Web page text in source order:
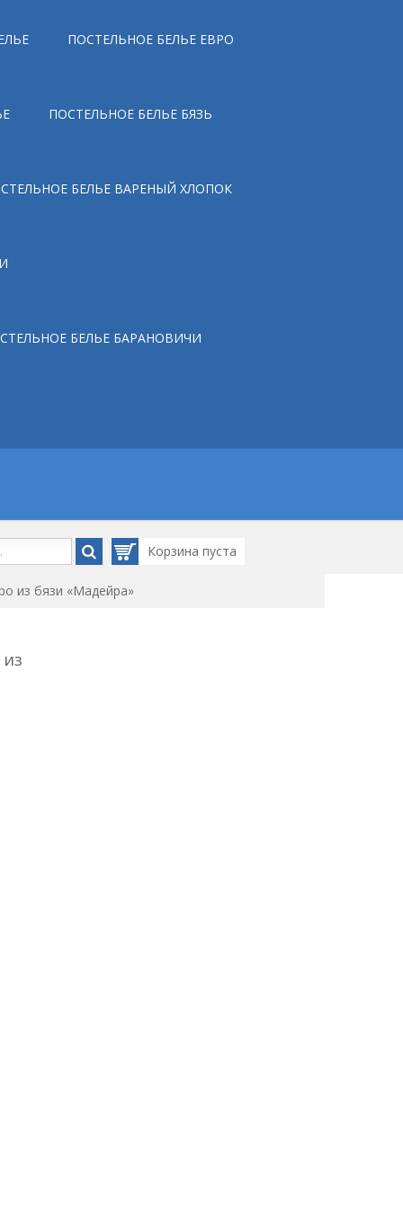
ПОСТЕЛЬНОЕ БЕЛЬЕ ЕВРО
ПОСТЕЛЬНОЕ БЕЛЬЕ БЯЗЬ
БЕЛЬЕ ВАРЕНЫЙ ХЛОПОК
БЕЛЬЕ БАРАНОВИЧИ
Корзинапуста
из бязи «Мадейра»